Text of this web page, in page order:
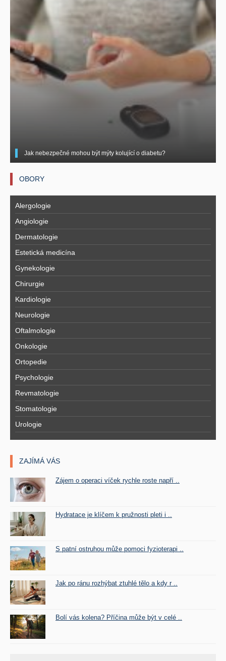
Jak nebezpečné mohou být mýty kolující o diabetu?
OBORY
Alergologie
Angiologie
Dermatologie
Estetická medicína
Gynekologie
Chirurgie
Kardiologie
Neurologie
Oftalmologie
Onkologie
Ortopedie
Psychologie
Revmatologie
Stomatologie
Urologie
ZAJÍMÁ VÁS
Zájem o operaci víček rychle roste napří ..
Hydratace je klíčem k pružnosti pleti i ..
S patní ostruhou může pomoci fyzioterapi ..
Jak po ránu rozhýbat ztuhlé tělo a kdy r ..
Bolí vás kolena? Příčina může být v celé ..